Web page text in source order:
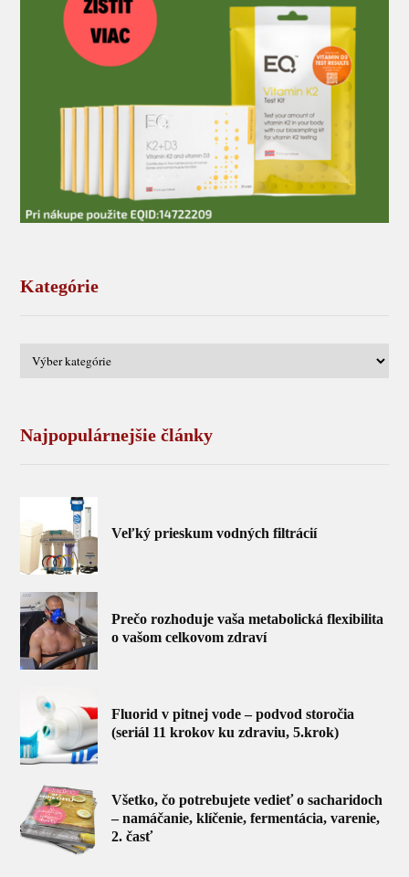
Kategórie
Najpopulárnejšie články
Veľký prieskum vodných filtrácií
Prečo rozhoduje vaša metabolická flexibilita
o vašom celkovom zdraví
Fluorid v pitnej vode – podvod storočia
(seriál 11 krokov ku zdraviu, 5.krok)
Všetko, čo potrebujete vedieť o sacharidoch
– namáčanie, klíčenie, fermentácia, varenie,
2. časť